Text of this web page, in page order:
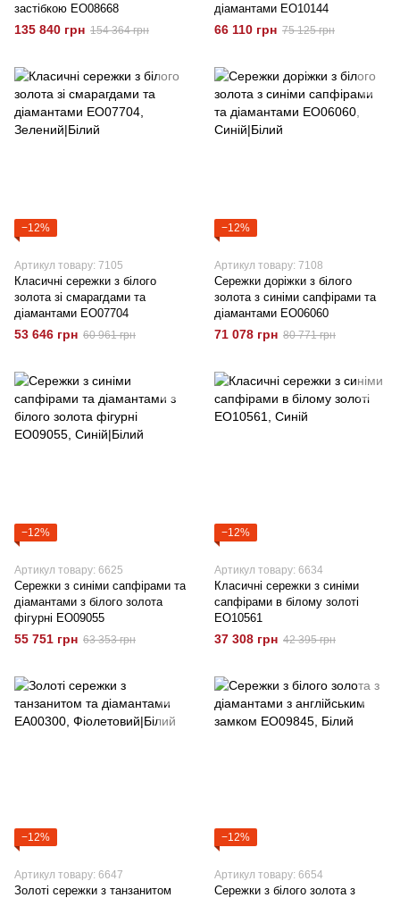
застібкою EO08668
135 840 грн 154 364 грн
діамантами EO10144
66 110 грн 75 125 грн
−12%
Артикул товару: 7105
Класичні сережки з білого
золота зі смарагдами та
діамантами EO07704
53 646 грн 60 961 грн
−12%
Артикул товару: 7108
Сережки доріжки з білого
золота з синіми сапфірами та
діамантами EO06060
71 078 грн 80 771 грн
−12%
Артикул товару: 6625
Сережки з синіми сапфірами та
діамантами з білого золота
фігурні EO09055
55 751 грн 63 353 грн
−12%
Артикул товару: 6634
Класичні сережки з синіми
сапфірами в білому золоті
ЕО10561
37 308 грн 42 395 грн
−12%
Артикул товару: 6647
Золоті сережки з танзанитом
−12%
Артикул товару: 6654
Сережки з білого золота з